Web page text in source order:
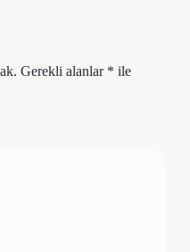
Gerekli alanlar * ile